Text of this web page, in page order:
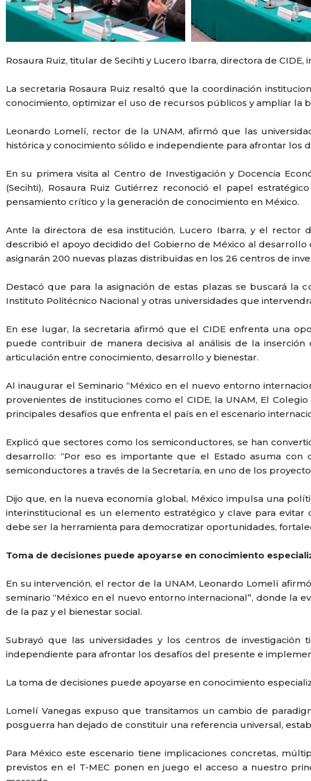
Rosaura Ruiz, titular de Secihti y Lucero Ibarra, directora de
La secretaria Rosaura Ruiz resaltó que la coordinación
conocimiento, optimizar el uso de recursos públicos y ampliar la
Leonardo Lomelí, rector de la UNAM, afirmó que las
histórica y conocimiento sólido e independiente para afrontar los
En su primera visita al Centro de Investigación y Docencia
(Secihti), Rosaura Ruiz Gutiérrez reconoció el papel
pensamiento crítico y la generación de conocimiento en México.
Ante la directora de esa institución, Lucero Ibarra, y el rector
describió el apoyo decidido del Gobierno de México al
asignarán 200 nuevas plazas distribuidas en los 26 centros de
Destacó que para la asignación de estas plazas se buscará la
Instituto Politécnico Nacional y otras universidades que
En ese lugar, la secretaria afirmó que el CIDE enfrenta una
puede contribuir de manera decisiva al análisis de la
articulación entre conocimiento, desarrollo y bienestar.
Al inaugurar el Seminario “México en el nuevo entorno
provenientes de instituciones como el CIDE, la UNAM, El
principales desafíos que enfrenta el país en el escenario
Explicó que sectores como los semiconductores, se han
desarrollo: “Por eso es importante que el Estado asuma
semiconductores a través de la Secretaría, en uno de los
Dijo que, en la nueva economía global, México impulsa una
interinstitucional es un elemento estratégico y clave para
debe ser la herramienta para democratizar oportunidades,
Toma de decisiones puede apoyarse en conocimiento
En su intervención, el rector de la UNAM, Leonardo Lomelí
seminario “México en el nuevo entorno internacional”, donde
de la paz y el bienestar social.
Subrayó que las universidades y los centros de investigación
independiente para afrontar los desafíos del presente e
La toma de decisiones puede apoyarse en conocimiento
Lomelí Vanegas expuso que transitamos un cambio de
posguerra han dejado de constituir una referencia universal,
Para México este escenario tiene implicaciones concretas,
previstos en el T-MEC ponen en juego el acceso a nuestro